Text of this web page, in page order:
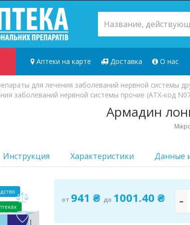
Аптеки на карте Доставка О нас
для лечения заболеваний нервной системы
заболеваний нервной системы прочие (ATX-код
Армадин
Инструкция Характеристики Данные
от 941 ₴ до 1001.40 ₴ –